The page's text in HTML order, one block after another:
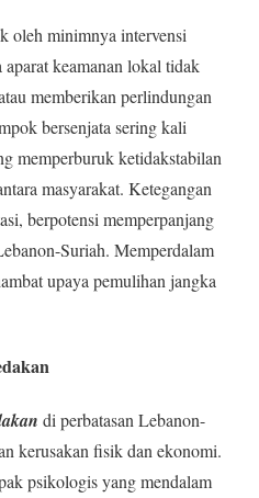
oleh minimnya intervensi
keamanan lokal tidak
memberikan perlindungan
bersenjata sering kali
memperburuk ketidakstabilan
masyarakat. Ketegangan
berpotensi memperpanjang
Suriah. Memperdalam
upaya pemulihan jangka
di perbatasan Lebanon-
kerusakan fisik dan ekonomi.
psikologis yang mendalam